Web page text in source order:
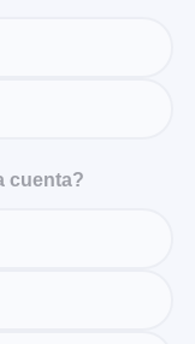
cuenta?